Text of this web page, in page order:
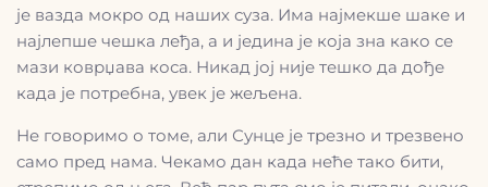
је вазда мокро од наших суза. Има најмекше шаке и
најлепше чешка леђа, а и једина је која зна како се
мази коврџава коса. Никад јој није тешко да дође
када је потребна, увек је жељена.
Не говоримо о томе, али Сунце је трезно и трезвено
само пред нама. Чекамо дан када неће тако бити,